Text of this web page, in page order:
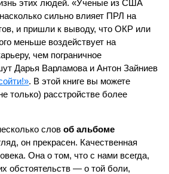
этих людей. «Ученые из США
сильно влияет ПРЛ на
и пришли к выводу, что ОКР или
меньше воздействует на
чем пограничное
Дарья Варламова и Антон Зайниев
. В этой книге вы можете
только) расстройстве более
словоб альбоме
он прекрасен. Качественная
Она о том, что с нами всегда,
обстоятельств — о той боли,